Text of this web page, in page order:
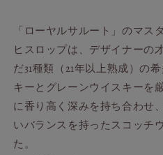
「ローヤルサルート」のマス
ヒスロップは、デザイナーの
だ31種類（21年以上熟成）の
キーとグレーンウイスキーを
に香り高く深みを持ち合わせ
いバランスを持ったスコッチ
た。